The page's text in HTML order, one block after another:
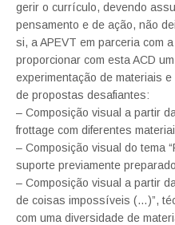
gerir o currículo, devendo
pensamento e de ação, não
si, a APEVT em parceria com
proporcionar com esta ACD
experimentação de materiais
de propostas desafiantes:
– Composição visual a partir
frottage com diferentes
– Composição visual do tema
suporte previamente
– Composição visual a partir
de coisas impossíveis (…)”,
com uma diversidade de